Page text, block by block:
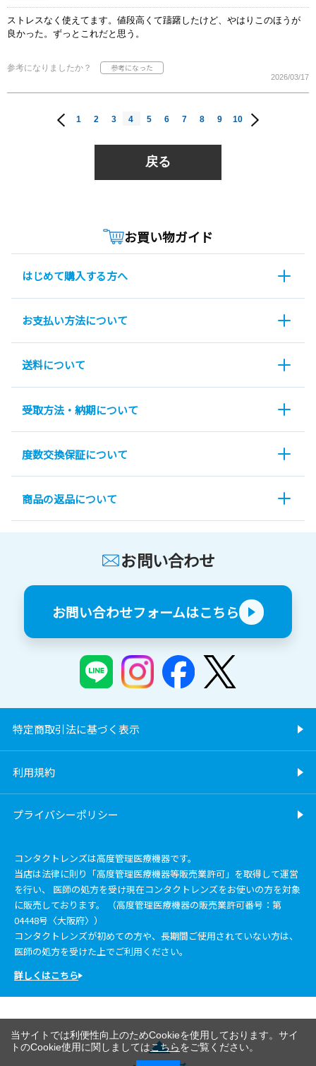
ストレスなく使えてます。値段高くて躊躇したけど、やはりこのほうが
良かった。ずっとこれだと思う。
参考になりましたか？
2026/03/17
1 2 3 4 5 6 7 8 9 10
戻る
お買い物ガイド
はじめて購入する方へ
お支払い方法について
送料について
受取方法・納期について
度数交換保証について
商品の返品について
お問い合わせ
お問い合わせフォームはこちら
特定商取引法に基づく表示
利用規約
プライバシーポリシー
コンタクトレンズは高度管理医療機器です。
当店は法律に則り「高度管理医療機器等販売業許可」を取得して運営
を行い、 医師の処方を受け現在コンタクトレンズをお使いの方を対象
に販売しております。 （高度管理医療機器の販売業許可番号：第
04448号〈大阪府〉）
コンタクトレンズが初めての方や、長期間ご使用されていない方は、
医師の処方を受けた上でご利用ください。
詳しくはこちら
当サイトでは利便性向上のためCookieを使用しております。サイ
トのCookie使用に関しましてはこちらをご覧ください。